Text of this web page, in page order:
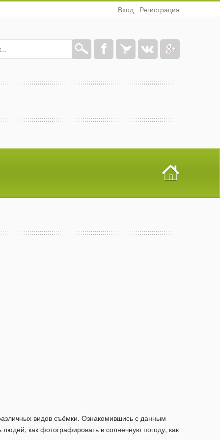
Вход Регистрация
видов съёмки. Ознакомившись с данным
как фотографировать в солнечную погоду, как